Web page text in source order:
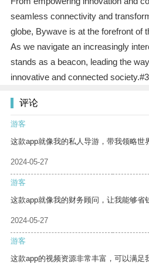
seamless connectivity and
globe, Bywave is at the forefront of
As we navigate an increasingly
stands as a beacon, leading the
innovative and connected
评论
游客
这款app就像我的私人导游，带我领略世
2024-05-27
游客
这款app就像我的财务顾问，让我能够省
2024-05-27
游客
这款app的视频资源非常丰富，可以满足